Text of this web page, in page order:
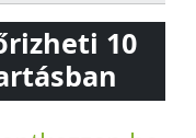
10